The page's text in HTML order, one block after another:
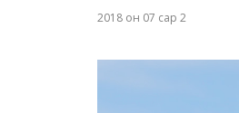
2018 он 07 сар 2